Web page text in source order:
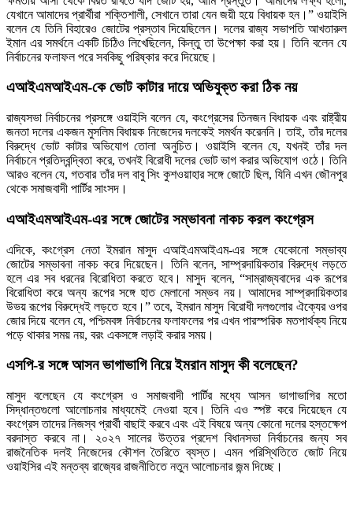
যেখানে আমাদের প্রার্থীরা শক্তিশালী, সেখানে তারা যেন জয়ী হয়ে বিধায়ক হন।” ওয়াইসি
বলেন যে তিনি বিহারেও জোটের প্রস্তাব দিয়েছিলেন। দলের রাজ্য সভাপতি আখতারুল
ইমান এর সমর্থনে একটি চিঠিও লিখেছিলেন, কিন্তু তা উপেক্ষা করা হয়। তিনি বলেন যে
নির্বাচনের ফলাফল পরে সবকিছু পরিষ্কার করে দিয়েছে।
এআইএমআইএম-কে ভোট কাটার দায়ে অভিযুক্ত করা ঠিক নয়
রাজ্যসভা নির্বাচনের প্রসঙ্গে ওয়াইসি বলেন যে, কংগ্রেসের তিনজন বিধায়ক এবং রাষ্ট্রীয়
জনতা দলের একজন মুসলিম বিধায়ক নিজেদের দলকেই সমর্থন করেননি। তাই, তাঁর দলের
বিরুদ্ধে ভোট কাটার অভিযোগ তোলা অনুচিত। ওয়াইসি বলেন যে, যখনই তাঁর দল
নির্বাচনে প্রতিদ্বন্দ্বিতা করে, তখনই বিরোধী দলের ভোট ভাগ করার অভিযোগ ওঠে। তিনি
আরও বলেন যে, গতবার তাঁর দল বাবু সিং কুশওয়াহার সঙ্গে জোটে ছিল, যিনি এখন জৌনপুর
থেকে সমাজবাদী পার্টির সাংসদ।
এআইএমআইএম-এর সঙ্গে জোটের সম্ভাবনা নাকচ করল কংগ্রেস
এদিকে, কংগ্রেস নেতা ইমরান মাসুদ এআইএমআইএম-এর সঙ্গে যেকোনো সম্ভাব্য
জোটের সম্ভাবনা নাকচ করে দিয়েছেন। তিনি বলেন, সাম্প্রদায়িকতার বিরুদ্ধে লড়তে
হলে এর সব ধরনের বিরোধিতা করতে হবে। মাসুদ বলেন, “সাম্রাজ্যবাদের এক রূপের
বিরোধিতা করে অন্য রূপের সঙ্গে হাত মেলানো সম্ভব নয়। আমাদের সাম্প্রদায়িকতার
উভয় রূপের বিরুদ্ধেই লড়তে হবে।” তবে, ইমরান মাসুদ বিরোধী দলগুলোর ঐক্যের ওপর
জোর দিয়ে বলেন যে, পশ্চিমবঙ্গ নির্বাচনের ফলাফলের পর এখন পারস্পরিক মতপার্থক্য নিয়ে
পড়ে থাকার সময় নয়, বরং একসঙ্গে লড়াই করার সময়।
এসপি-র সঙ্গে আসন ভাগাভাগি নিয়ে ইমরান মাসুদ কী বলেছেন?
মাসুদ বলেছেন যে কংগ্রেস ও সমাজবাদী পার্টির মধ্যে আসন ভাগাভাগির মতো
সিদ্ধান্তগুলো আলোচনার মাধ্যমেই নেওয়া হবে। তিনি এও স্পষ্ট করে দিয়েছেন যে
কংগ্রেস তাদের নিজস্ব প্রার্থী বাছাই করবে এবং এই বিষয়ে অন্য কোনো দলের হস্তক্ষেপ
বরদাস্ত করবে না। ২০২৭ সালের উত্তর প্রদেশ বিধানসভা নির্বাচনের জন্য সব
রাজনৈতিক দলই নিজেদের কৌশল তৈরিতে ব্যস্ত। এমন পরিস্থিতিতে জোট নিয়ে
ওয়াইসির এই মন্তব্য রাজ্যের রাজনীতিতে নতুন আলোচনার জন্ম দিচ্ছে।